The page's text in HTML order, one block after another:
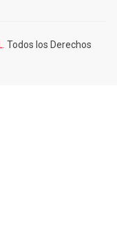
Todos los Derechos